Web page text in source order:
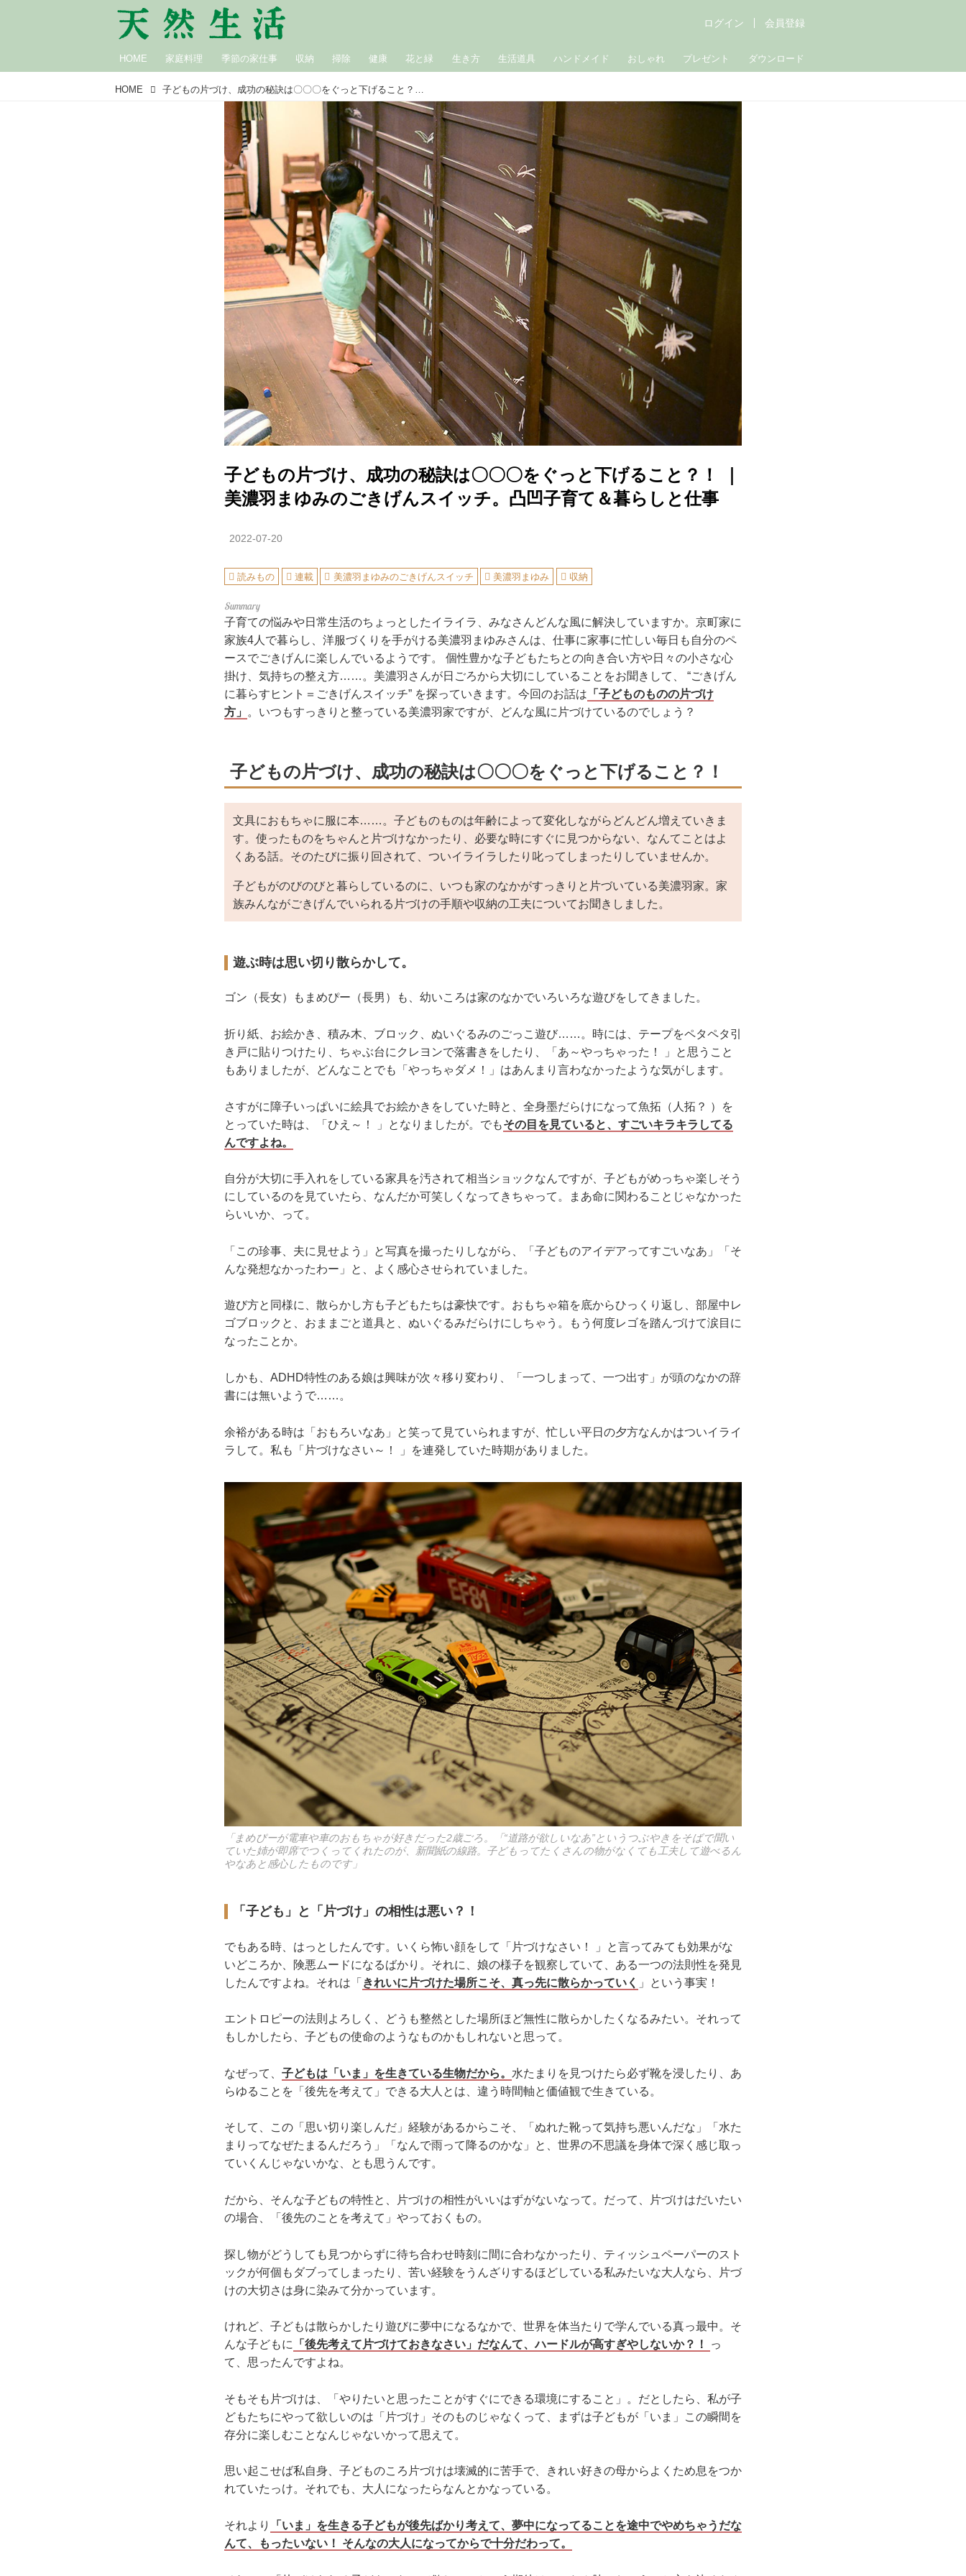
HOME 家庭料理 季節の家仕事 収納 掃除 健康 花と緑 生き方 生活道具 ハンドメイド おしゃれ プレゼント ダウンロード
ログイン 会員登録
HOME 子どもの片づけ、成功の秘訣は〇〇〇をぐっと下げること？！ ｜美濃羽まゆみのごきげんスイッチ。凸凹子育て＆暮らしと仕事
子どもの片づけ、成功の秘訣は〇〇〇をぐっと下げること？！ ｜
美濃羽まゆみのごきげんスイッチ。凸凹子育て＆暮らしと仕事
2022-07-20
読みもの 連載 美濃羽まゆみのごきげんスイッチ 美濃羽まゆみ 収納
子育ての悩みや日常生活のちょっとしたイライラ、みなさんどんな風に解決していますか。京町家に
家族4人で暮らし、洋服づくりを手がける美濃羽まゆみさんは、仕事に家事に忙しい毎日も自分のペ
ースでごきげんに楽しんでいるようです。 個性豊かな子どもたちとの向き合い方や日々の小さな心
掛け、気持ちの整え方……。美濃羽さんが日ごろから大切にしていることをお聞きして、 “ごきげん
に暮らすヒント＝ごきげんスイッチ” を探っていきます。今回のお話は 「子どものものの片づけ
方」
。いつもすっきりと整っている美濃羽家ですが、どんな風に片づけているのでしょう？
子どもの片づけ、成功の秘訣は〇〇〇をぐっと下げること？！
文具におもちゃに服に本……。子どものものは年齢によって変化しながらどんどん増えていきま
す。使ったものをちゃんと片づけなかったり、必要な時にすぐに見つからない、なんてことはよ
くある話。そのたびに振り回されて、ついイライラしたり叱ってしまったりしていませんか。
子どもがのびのびと暮らしているのに、いつも家のなかがすっきりと片づいている美濃羽家。家
族みんながごきげんでいられる片づけの手順や収納の工夫についてお聞きしました。
遊ぶ時は思い切り散らかして。
ゴン（長女）もまめぴー（長男）も、幼いころは家のなかでいろいろな遊びをしてきました。
折り紙、お絵かき、積み木、ブロック、ぬいぐるみのごっこ遊び……。時には、テープをペタペタ引
き戸に貼りつけたり、ちゃぶ台にクレヨンで落書きをしたり、「あ～やっちゃった！ 」と思うこと
もありましたが、どんなことでも「やっちゃダメ！」はあんまり言わなかったような気がします。
さすがに障子いっぱいに絵具でお絵かきをしていた時と、全身墨だらけになって魚拓（人拓？ ）を
とっていた時は、「ひえ～！ 」となりましたが。でもその目を見ていると、すごいキラキラしてる
んですよね。
自分が大切に手入れをしている家具を汚されて相当ショックなんですが、子どもがめっちゃ楽しそう
にしているのを見ていたら、なんだか可笑しくなってきちゃって。まあ命に関わることじゃなかった
らいいか、って。
「この珍事、夫に見せよう」と写真を撮ったりしながら、「子どものアイデアってすごいなあ」「そ
んな発想なかったわー」と、よく感心させられていました。
遊び方と同様に、散らかし方も子どもたちは豪快です。おもちゃ箱を底からひっくり返し、部屋中レ
ゴブロックと、おままごと道具と、ぬいぐるみだらけにしちゃう。もう何度レゴを踏んづけて涙目に
なったことか。
しかも、ADHD特性のある娘は興味が次々移り変わり、「一つしまって、一つ出す」が頭のなかの辞
書には無いようで……。
余裕がある時は「おもろいなあ」と笑って見ていられますが、忙しい平日の夕方なんかはついイライ
ラして。私も「片づけなさい～！ 」を連発していた時期がありました。
「まめぴーが電車や車のおもちゃが好きだった2歳ごろ。「“道路が欲しいなあ”というつぶやきをそばで聞い
ていた姉が即席でつくってくれたのが、新聞紙の線路。子どもってたくさんの物がなくても工夫して遊べるん
やなあと感心したものです」
「子ども」と「片づけ」の相性は悪い？！
でもある時、はっとしたんです。いくら怖い顔をして「片づけなさい！ 」と言ってみても効果がな
いどころか、険悪ムードになるばかり。それに、娘の様子を観察していて、ある一つの法則性を発見
したんですよね。それは「 きれいに片づけた場所こそ、真っ先に散らかっていく 」という事実！
エントロピーの法則よろしく、どうも整然とした場所ほど無性に散らかしたくなるみたい。それって
もしかしたら、子どもの使命のようなものかもしれないと思って。
なぜって、 子どもは「いま」を生きている生物だから。 水たまりを見つけたら必ず靴を浸したり、あ
らゆることを「後先を考えて」できる大人とは、違う時間軸と価値観で生きている。
そして、この「思い切り楽しんだ」経験があるからこそ、「ぬれた靴って気持ち悪いんだな」「水た
まりってなぜたまるんだろう」「なんで雨って降るのかな」と、世界の不思議を身体で深く感じ取っ
ていくんじゃないかな、とも思うんです。
だから、そんな子どもの特性と、片づけの相性がいいはずがないなって。だって、片づけはだいたい
の場合、「後先のことを考えて」やっておくもの。
探し物がどうしても見つからずに待ち合わせ時刻に間に合わなかったり、ティッシュペーパーのスト
ックが何個もダブってしまったり、苦い経験をうんざりするほどしている私みたいな大人なら、片づ
けの大切さは身に染みて分かっています。
けれど、子どもは散らかしたり遊びに夢中になるなかで、世界を体当たりで学んでいる真っ最中。そ
んな子どもに
「後先考えて片づけておきなさい」だなんて、ハードルが高すぎやしないか？！
っ
て、思ったんですよね。
そもそも片づけは、「やりたいと思ったことがすぐにできる環境にすること」。だとしたら、私が子
どもたちにやって欲しいのは「片づけ」そのものじゃなくって、まずは子どもが「いま」この瞬間を
存分に楽しむことなんじゃないかって思えて。
思い起こせば私自身、子どものころ片づけは壊滅的に苦手で、きれい好きの母からよくため息をつか
れていたっけ。それでも、大人になったらなんとかなっている。
それより
「いま」を生きる子どもが後先ばかり考えて、夢中になってることを途中でやめちゃうだな
んて、もったいない！ そんなの大人になってからで十分だわって。